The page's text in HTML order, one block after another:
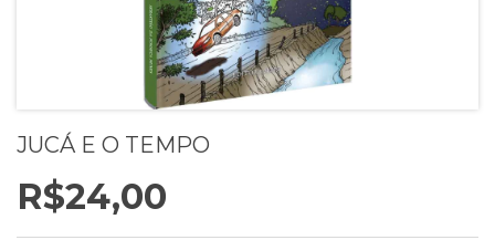
JUCÁ E O TEMPO
R$24,00